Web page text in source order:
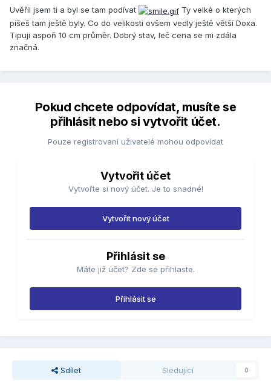
Uvěřil jsem ti a byl se tam podívat
Ty velké o kterých
píšeš tam ještě byly. Co do velikosti ovšem vedly ještě větší Doxa.
Tipuji aspoň 10 cm průměr. Dobrý stav, leč cena se mi zdála
značná.
Pokud chcete odpovídat, musíte se
přihlásit nebo si vytvořit účet.
Pouze registrovaní uživatelé mohou odpovídat
Vytvořit účet
Vytvořte si nový účet. Je to snadné!
Vytvořit nový účet
Přihlásit se
Máte již účet? Zde se přihlaste.
Přihlásit se
Sdílet Sledující 0